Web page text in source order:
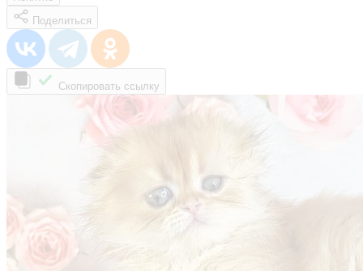
Поделиться
Скопировать ссылку